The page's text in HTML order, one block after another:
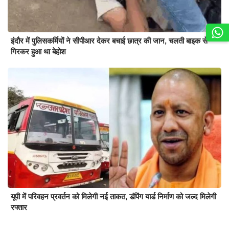
इंदौर में पुलिसकर्मियों ने सीपीआर देकर बचाई छात्र की जान, चलती बाइक से
गिरकर हुआ था बेहोश
यूपी में परिवहन प्रवर्तन को मिलेगी नई ताकत, डंपिंग यार्ड निर्माण को जल्द मिलेगी
रफ्तार